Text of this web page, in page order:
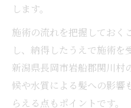
します。
施術の流れを把握しておく
し、納得したうえで施術を
新潟県長岡市岩船郡関川村
候や水質による髪への影響
らえる点もポイントです。